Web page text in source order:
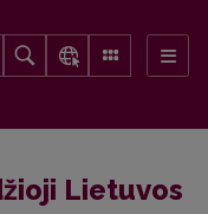
Lietuvos